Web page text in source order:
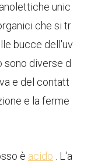
unic
che si tr
bucce dell'uv
sono diverse d
e del contatt
e la ferme
è acido . L'a